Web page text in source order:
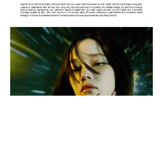
Inspired by the winter cityscape, ‘Onitsuka Tiger’ 2024 FW Yellow Collection presents a bold, urban, and futuristic image using light.
Created in collaboration with actress Jeon Jong-seo, this piece captures the dynamic and forward-looking city aesthetic through
intense lighting, highlighting the collection's signature yellow color. The video begins outside the city, travels into a futuristic
cityscape shaped by light, and then returns to the outside world, effectively conveying a sophisticated and innovative brand
message. The result is a seamless narrative that emphasizes Onitsuka Tiger's sleek and pioneering identity.